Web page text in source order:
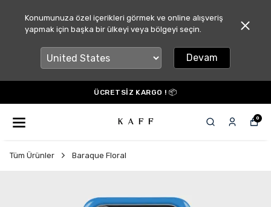
Konumunuza özel içerikleri görmek ve online alışveriş
yapmak için başka bir ülkeyi veya bölgeyi seçin.
Devam
ÜCRETSİZ KARGO ! 📦
0
Tüm Ürünler Baraque Floral